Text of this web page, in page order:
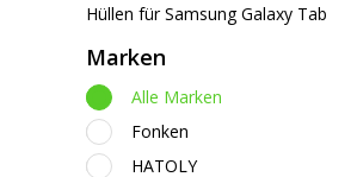
Hüllen für Samsung Galaxy Tab
Marken
Alle Marken
Fonken
HATOLY